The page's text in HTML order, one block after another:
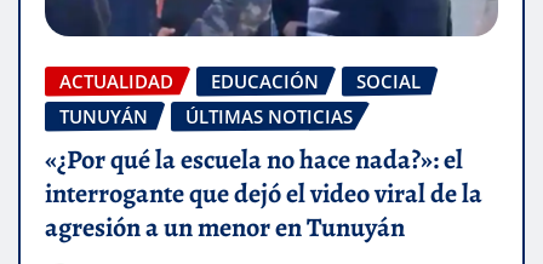
ACTUALIDAD EDUCACIÓN
SOCIAL
TUNUYÁN
ÚLTIMAS NOTICIAS
«¿Por qué la escuela no hace nada?»: el
interrogante que dejó el video viral de la
agresión a un menor en Tunuyán